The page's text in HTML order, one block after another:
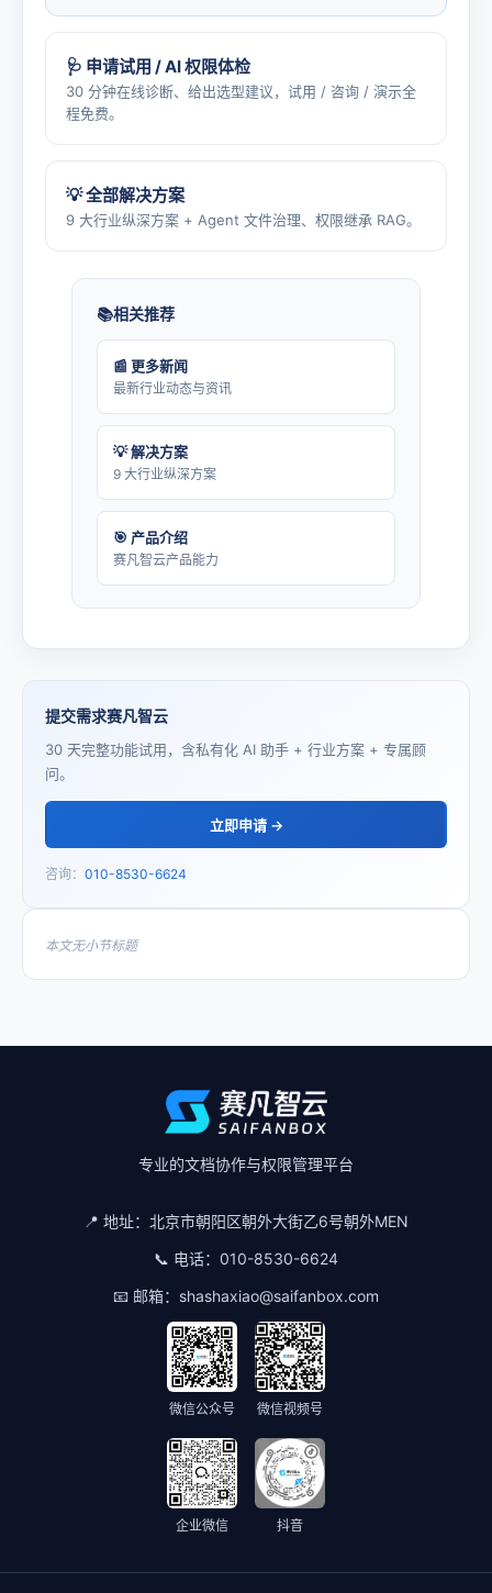
🩺 申请试用 / AI 权限体检
30 分钟在线诊断、给出选型建议，试用 / 咨询 / 演示全
程免费。
💡 全部解决方案
9 大行业纵深方案 + Agent 文件治理、权限继承 RAG。
相关推荐
📰 更多新闻
最新行业动态与资讯
💡 解决方案
9 大行业纵深方案
🎯 产品介绍
赛凡智云产品能力
提交需求赛凡智云
30 天完整功能试用，含私有化 AI 助手 + 行业方案 + 专属顾
问。
立即申请 →
咨询： 010-8530-6624
本文无小节标题
专业的文档协作与权限管理平台
📍 地址： 北京市朝阳区朝外大街乙6号朝外MEN
📞 电话： 010-8530-6624
📧 邮箱： shashaxiao@saifanbox.com
微信公众号 微信视频号
企业微信 抖音